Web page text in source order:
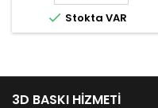
 Stokta VAR
3D BASKI HIZMETI